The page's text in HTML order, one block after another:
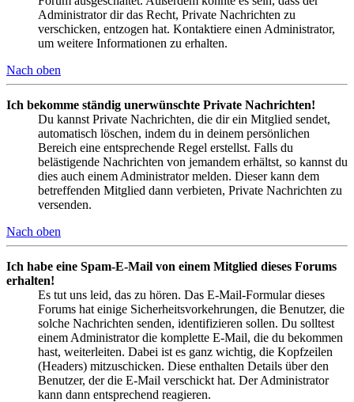
Administrator dir das Recht, Private Nachrichten zu
verschicken, entzogen hat. Kontaktiere einen Administrator,
um weitere Informationen zu erhalten.
Nach oben
Ich bekomme ständig unerwünschte Private Nachrichten!
Du kannst Private Nachrichten, die dir ein Mitglied sendet,
automatisch löschen, indem du in deinem persönlichen
Bereich eine entsprechende Regel erstellst. Falls du
belästigende Nachrichten von jemandem erhältst, so kannst du
dies auch einem Administrator melden. Dieser kann dem
betreffenden Mitglied dann verbieten, Private Nachrichten zu
versenden.
Nach oben
Ich habe eine Spam-E-Mail von einem Mitglied dieses Forums
erhalten!
Es tut uns leid, das zu hören. Das E-Mail-Formular dieses
Forums hat einige Sicherheitsvorkehrungen, die Benutzer, die
solche Nachrichten senden, identifizieren sollen. Du solltest
einem Administrator die komplette E-Mail, die du bekommen
hast, weiterleiten. Dabei ist es ganz wichtig, die Kopfzeilen
(Headers) mitzuschicken. Diese enthalten Details über den
Benutzer, der die E-Mail verschickt hat. Der Administrator
kann dann entsprechend reagieren.